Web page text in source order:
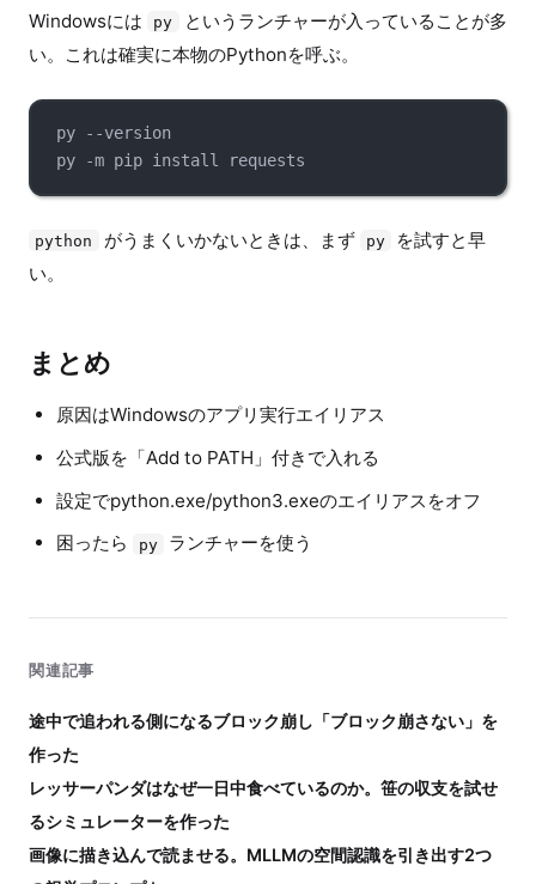
Windowsには py
というランチャーが入っていることが多
い。これは確実に本物のPythonを呼ぶ。
py --version
py -m pip install requests
python がうまくいかないときは、まず py
を試すと早
い。
まとめ
原因はWindowsのアプリ実行エイリアス
公式版を「Add to PATH」付きで入れる
設定でpython.exe/python3.exeのエイリアスをオフ
困ったら
py ランチャーを使う
関連記事
途中で追われる側になるブロック崩し「ブロック崩さない」を
作った
レッサーパンダはなぜ一日中食べているのか。笹の収支を試せ
るシミュレーターを作った
画像に描き込んで読ませる。MLLMの空間認識を引き出す2つ